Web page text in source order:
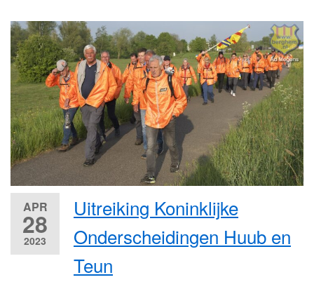
APR
28
2023
Uitreiking Koninklijke
Onderscheidingen Huub en
Teun